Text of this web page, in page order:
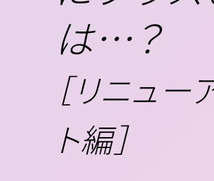
は…？
［リニュ
ト編］